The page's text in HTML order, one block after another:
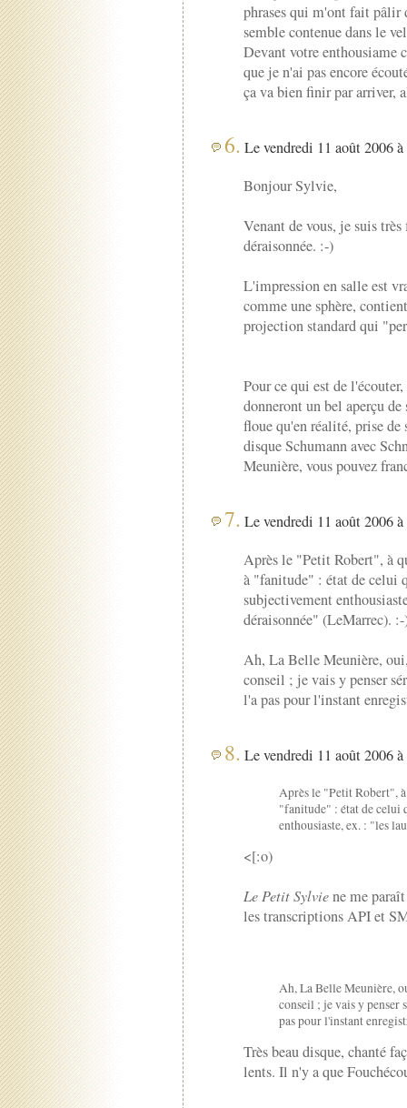
phrases qui m'ont fait
semble contenue dans le
Devant votre enthousiame
que je n'ai pas encore
ça va bien finir par arriver,
6. Le vendredi 11 août 2006
Bonjour Sylvie,
Venant de vous, je suis
déraisonnée. :-)
L'impression en salle est
comme une sphère,
projection standard qui
Pour ce qui est de
donneront un bel aperçu
floue qu'en réalité, prise de
disque Schumann avec
Meunière, vous pouvez
7. Le vendredi 11 août 2006
Après le "Petit Robert", à
à "fanitude" : état de celui
subjectivement
déraisonnée" (LeMarrec).
Ah, La Belle Meunière,
conseil ; je vais y penser
l'a pas pour l'instant
8. Le vendredi 11 août 2006
Après le "Petit Robert",
"fanitude" : état de celui
enthousiaste, ex. : "les
<[:o)
Le Petit Sylviene me paraît
les transcriptions API et
Ah, La Belle Meunière,
conseil ; je vais y penser
pas pour l'instant
Très beau disque, chanté
lents. Il n'y a que